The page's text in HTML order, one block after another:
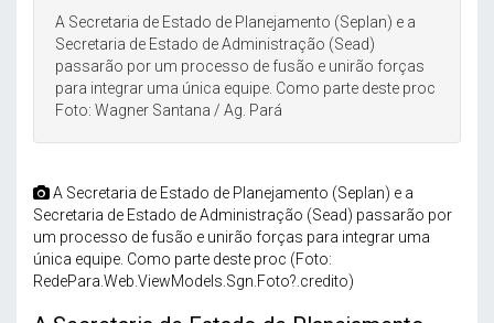
A Secretaria de Estado de Planejamento (Seplan) e a
Secretaria de Estado de Administração (Sead)
passarão por um processo de fusão e unirão forças
para integrar uma única equipe. Como parte deste proc
Foto: Wagner Santana / Ag. Pará
A Secretaria de Estado de Planejamento (Seplan) e a
Secretaria de Estado de Administração (Sead) passarão por
um processo de fusão e unirão forças para integrar uma
única equipe. Como parte deste proc (Foto:
RedePara.Web.ViewModels.Sgn.Foto?.credito)